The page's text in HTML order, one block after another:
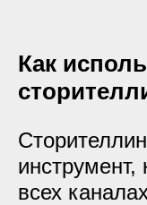
Как
инструмент,
всех